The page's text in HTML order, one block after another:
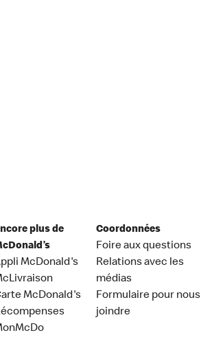
plus de
McDonald's
McDonald's
Coordonnées
Foire aux questions
Relations avec les
médias
Formulaire pour nous
joindre